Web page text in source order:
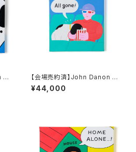
原
【会場売約済】John Danon 原
画N 「All gone!」
¥44,000